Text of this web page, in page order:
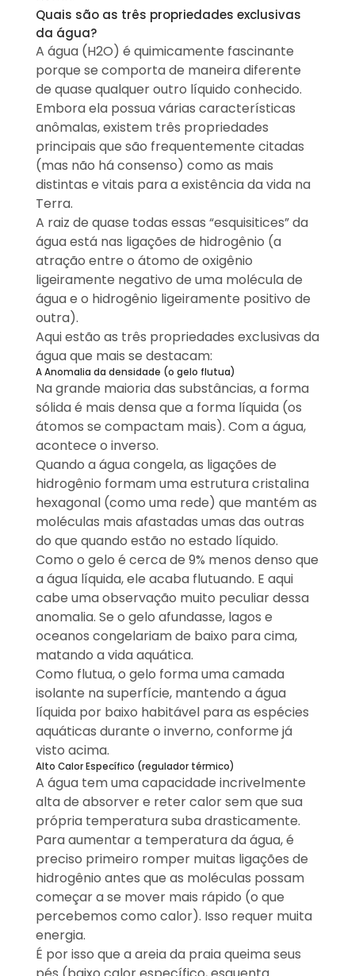
Quais são as três propriedades exclusivas
da água?
A água (H2O) é quimicamente fascinante
porque se comporta de maneira diferente
de quase qualquer outro líquido conhecido.
Embora ela possua várias características
anômalas, existem três propriedades
principais que são frequentemente citadas
(mas não há consenso) como as mais
distintas e vitais para a existência da vida na
Terra.
A raiz de quase todas essas “esquisitices” da
água está nas ligações de hidrogênio (a
atração entre o átomo de oxigênio
ligeiramente negativo de uma molécula de
água e o hidrogênio ligeiramente positivo de
outra).
Aqui estão as três propriedades exclusivas da
água que mais se destacam:
A Anomalia da densidade (o gelo flutua)
Na grande maioria das substâncias, a forma
sólida é mais densa que a forma líquida (os
átomos se compactam mais). Com a água,
acontece o inverso.
Quando a água congela, as ligações de
hidrogênio formam uma estrutura cristalina
hexagonal (como uma rede) que mantém as
moléculas mais afastadas umas das outras
do que quando estão no estado líquido.
Como o gelo é cerca de 9% menos denso que
a água líquida, ele acaba flutuando. E aqui
cabe uma observação muito peculiar dessa
anomalia. Se o gelo afundasse, lagos e
oceanos congelariam de baixo para cima,
matando a vida aquática.
Como flutua, o gelo forma uma camada
isolante na superfície, mantendo a água
líquida por baixo habitável para as espécies
aquáticas durante o inverno, conforme já
visto acima.
Alto Calor Específico (regulador térmico)
A água tem uma capacidade incrivelmente
alta de absorver e reter calor sem que sua
própria temperatura suba drasticamente.
Para aumentar a temperatura da água, é
preciso primeiro romper muitas ligações de
hidrogênio antes que as moléculas possam
começar a se mover mais rápido (o que
percebemos como calor). Isso requer muita
energia.
É por isso que a areia da praia queima seus